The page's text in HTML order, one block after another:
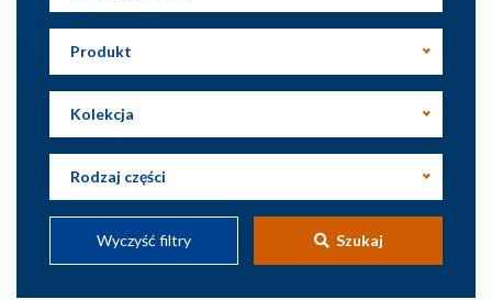
Produkt
Kolekcja
Rodzaj części
Wyczyść filtry Szukaj